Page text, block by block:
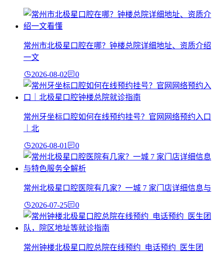
常州市北极星口腔在哪？钟楼总院详细地址、资质介绍
一文
2026-08-02 0
常州牙坐标口腔如何在线预约挂号？官网网络预约入口
｜北
2026-08-01 0
常州北极星口腔医院有几家？一城 7 家门店详细信息与
2026-07-25 0
常州钟楼北极星口腔总院在线预约_电话预约_医生团